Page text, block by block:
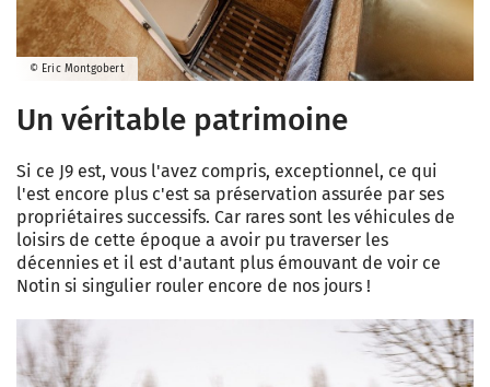
© Eric Montgobert
Un véritable patrimoine
Si ce J9 est, vous l'avez compris, exceptionnel, ce qui
l'est encore plus c'est sa préservation assurée par ses
propriétaires successifs. Car rares sont les véhicules de
loisirs de cette époque a avoir pu traverser les
décennies et il est d'autant plus émouvant de voir ce
Notin si singulier rouler encore de nos jours !